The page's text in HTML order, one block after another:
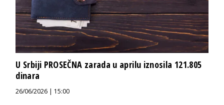
U Srbiji PROSEČNA zarada u aprilu iznosila 121.805
dinara
26/06/2026 | 15:00